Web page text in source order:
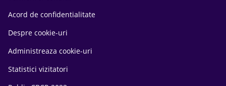
Acord de confidentialitate
Despre cookie-uri
Administreaza cookie-uri
Statistici vizitatori